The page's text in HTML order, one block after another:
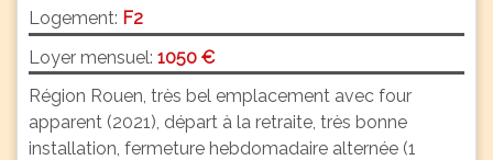
Logement: F2
Loyer mensuel: 1050 €
Région Rouen, très bel emplacement avec four
apparent (2021), départ à la retraite, très bonne
installation, fermeture hebdomadaire alternée (1